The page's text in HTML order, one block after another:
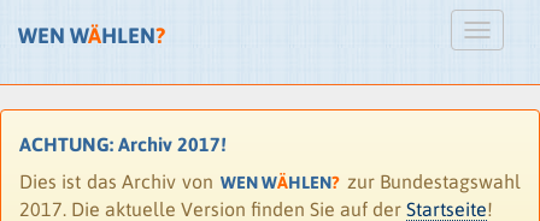
WEN WÄHLEN?
ACHTUNG: Archiv 2017!
Dies ist das Archiv von WEN WÄHLEN? zur Bundestagswahl
2017. Die aktuelle Version finden Sie auf der Startseite!